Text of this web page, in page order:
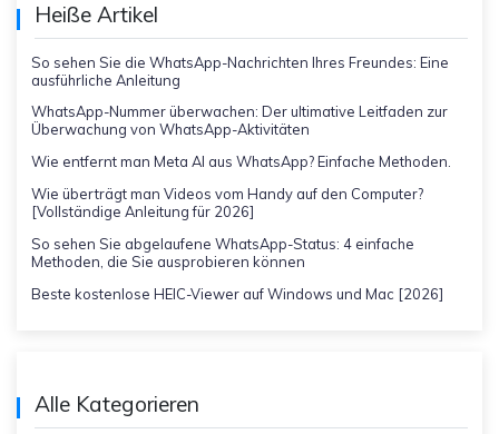
Heiße Artikel
So sehen Sie die WhatsApp-Nachrichten Ihres Freundes: Eine
ausführliche Anleitung
WhatsApp-Nummer überwachen: Der ultimative Leitfaden zur
Überwachung von WhatsApp-Aktivitäten
Wie entfernt man Meta AI aus WhatsApp? Einfache Methoden.
Wie überträgt man Videos vom Handy auf den Computer?
[Vollständige Anleitung für 2026]
So sehen Sie abgelaufene WhatsApp-Status: 4 einfache
Methoden, die Sie ausprobieren können
Beste kostenlose HEIC-Viewer auf Windows und Mac [2026]
Alle Kategorieren